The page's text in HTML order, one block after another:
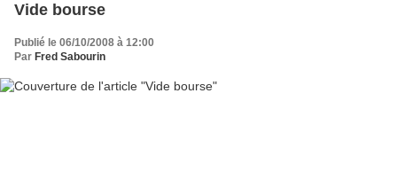
Vide bourse
Publié le 06/10/2008 à 12:00
Par Fred Sabourin